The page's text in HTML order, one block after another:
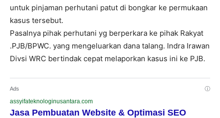
untuk pinjaman perhutani patut di bongkar ke permukaan
kasus tersebut.
Pasalnya pihak perhutani yg berperkara ke pihak Rakyat
.PJB/BPWC. yang mengeluarkan dana talang. Indra Irawan
Divsi WRC bertindak cepat melaporkan kasus ini ke PJB.
Ads ⓘ
assyifateknologinusantara.com
Jasa Pembuatan Website & Optimasi SEO